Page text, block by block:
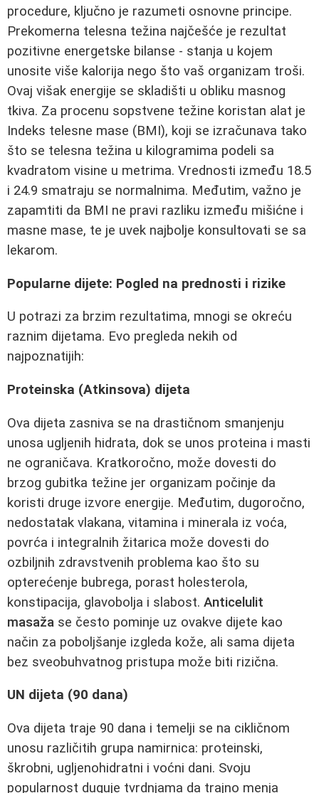
procedure, ključno je razumeti osnovne principe.
Prekomerna telesna težina najčešće je rezultat
pozitivne energetske bilanse - stanja u kojem
unosite više kalorija nego što vaš organizam troši.
Ovaj višak energije se skladišti u obliku masnog
tkiva. Za procenu sopstvene težine koristan alat je
Indeks telesne mase (BMI), koji se izračunava tako
što se telesna težina u kilogramima podeli sa
kvadratom visine u metrima. Vrednosti između 18.5
i 24.9 smatraju se normalnima. Međutim, važno je
zapamtiti da BMI ne pravi razliku između mišićne i
masne mase, te je uvek najbolje konsultovati se sa
lekarom.
Popularne dijete: Pogled na prednosti i rizike
U potrazi za brzim rezultatima, mnogi se okreću
raznim dijetama. Evo pregleda nekih od
najpoznatijih:
Proteinska (Atkinsova) dijeta
Ova dijeta zasniva se na drastičnom smanjenju
unosa ugljenih hidrata, dok se unos proteina i masti
ne ograničava. Kratkoročno, može dovesti do
brzog gubitka težine jer organizam počinje da
koristi druge izvore energije. Međutim, dugoročno,
nedostatak vlakana, vitamina i minerala iz voća,
povrća i integralnih žitarica može dovesti do
ozbiljnih zdravstvenih problema kao što su
opterećenje bubrega, porast holesterola,
konstipacija, glavobolja i slabost. Anticelulit
masaža se često pominje uz ovakve dijete kao
način za poboljšanje izgleda kože, ali sama dijeta
bez sveobuhvatnog pristupa može biti rizična.
UN dijeta (90 dana)
Ova dijeta traje 90 dana i temelji se na cikličnom
unosu različitih grupa namirnica: proteinski,
škrobni, ugljenohidratni i voćni dani. Svoju
popularnost duguje tvrdnjama da trajno menja